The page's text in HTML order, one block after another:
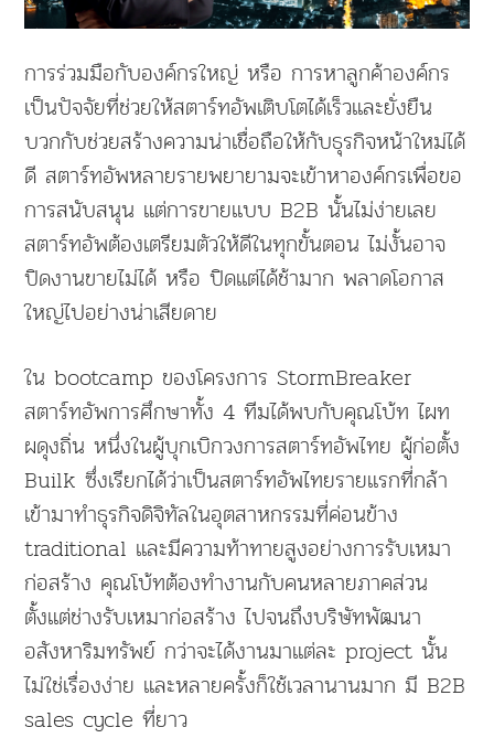
การร่วมมือกับองค์กรใหญ่ หรือ การหาลูกค้าองค์กร
เป็นปัจจัยที่ช่วยให้สตาร์ทอัพเติบโตได้เร็วและยั่งยืน
บวกกับช่วยสร้างความน่าเชื่อถือให้กับธุรกิจหน้าใหม่ได้
ดี สตาร์ทอัพหลายรายพยายามจะเข้าหาองค์กรเพื่อขอ
การสนับสนุน แต่การขายแบบ B2B นั้นไม่ง่ายเลย
สตาร์ทอัพต้องเตรียมตัวให้ดีในทุกขั้นตอน ไม่งั้นอาจ
ปิดงานขายไม่ได้ หรือ ปิดแต่ได้ช้ามาก พลาดโอกาส
ใหญ่ไปอย่างน่าเสียดาย
ใน bootcamp ของโครงการ StormBreaker
สตาร์ทอัพการศึกษาทั้ง 4 ทีมได้พบกับคุณโบ้ท ไผท
ผดุงถิ่น หนึ่งในผู้บุกเบิกวงการสตาร์ทอัพไทย ผู้ก่อตั้ง
Builk ซึ่งเรียกได้ว่าเป็นสตาร์ทอัพไทยรายแรกที่กล้า
เข้ามาทำธุรกิจดิจิทัลในอุตสาหกรรมที่ค่อนข้าง
traditional และมีความท้าทายสูงอย่างการรับเหมา
ก่อสร้าง คุณโบ้ทต้องทำงานกับคนหลายภาคส่วน
ตั้งแต่ช่างรับเหมาก่อสร้าง ไปจนถึงบริษัทพัฒนา
อสังหาริมทรัพย์ กว่าจะได้งานมาแต่ละ project นั้น
ไม่ใช่เรื่องง่าย และหลายครั้งก็ใช้เวลานานมาก มี B2B
sales cycle ที่ยาว